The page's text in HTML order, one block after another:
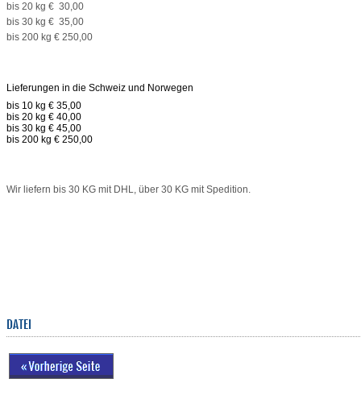
bis 20 kg € 30,00
bis 30 kg € 35,00
bis 200 kg € 250,00
Lieferungen in die Schweiz und Norwegen
bis 10 kg € 35,00
bis 20 kg € 40,00
bis 30 kg € 45,00
bis 200 kg € 250,00
Wir liefern bis 30 KG mit DHL, über 30 KG mit Spedition.
DATEI